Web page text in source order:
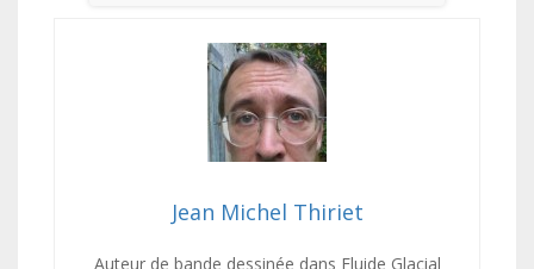
Jean Michel Thiriet
Auteur de bande dessinée dans Fluide Glacial